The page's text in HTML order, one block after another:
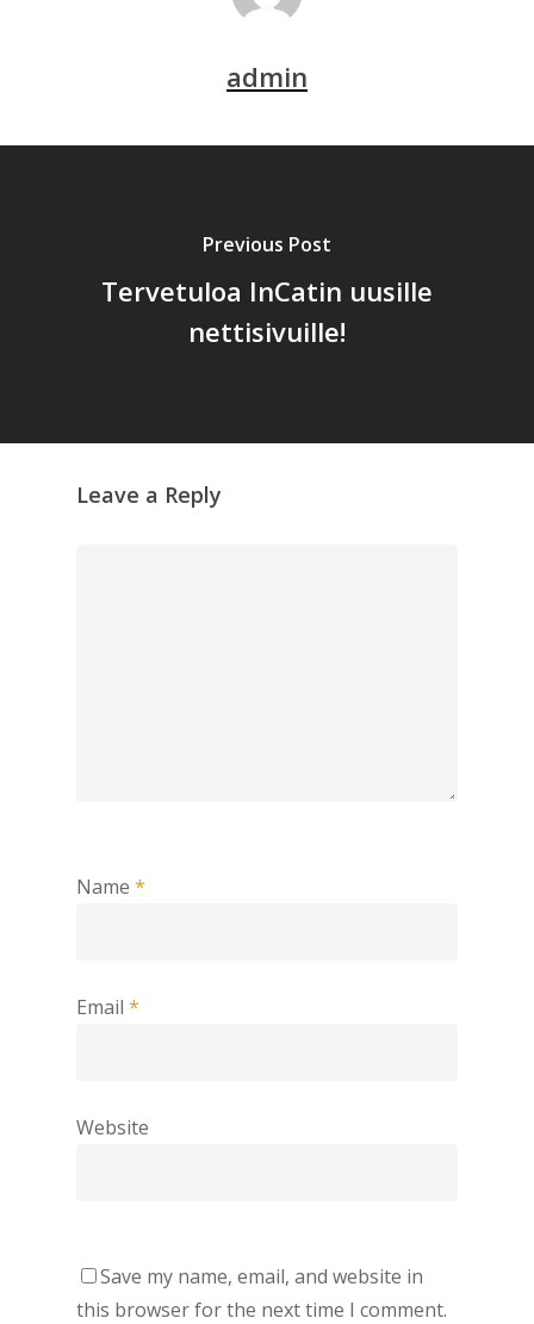
admin
Previous Post
Tervetuloa InCatin uusille
nettisivuille!
Leave a Reply
Name *
Email *
Website
Save my name, email, and website in
this browser for the next time I comment.